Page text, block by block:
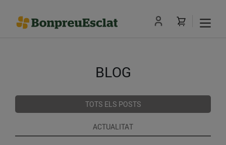
BLOG
TOTS ELS POSTS
ACTUALITAT